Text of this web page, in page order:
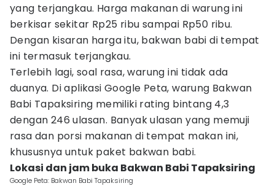
yang terjangkau. Harga makanan di warung ini
berkisar sekitar Rp25 ribu sampai Rp50 ribu.
Dengan kisaran harga itu, bakwan babi di tempat
ini termasuk terjangkau.
Terlebih lagi, soal rasa, warung ini tidak ada
duanya. Di aplikasi Google Peta, warung Bakwan
Babi Tapaksiring memiliki rating bintang 4,3
dengan 246 ulasan. Banyak ulasan yang memuji
rasa dan porsi makanan di tempat makan ini,
khususnya untuk paket bakwan babi.
Lokasi dan jam buka Bakwan Babi Tapaksiring
Google Peta: Bakwan Babi Tapaksiring